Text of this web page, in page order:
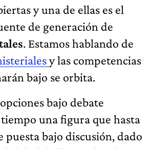
y una de ellas es el
de generación de
. Estamos hablando de
y las competencias
bajo se orbita.
bajo debate
una figura que hasta
puesta bajo discusión, dado